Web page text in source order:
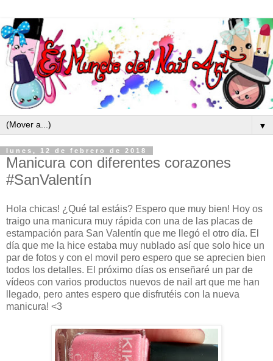
▼
lunes, 12 de febrero de 2018
Manicura con diferentes corazones
#SanValentín
Hola chicas! ¿Qué tal estáis? Espero que muy bien! Hoy os
traigo una manicura muy rápida con una de las placas de
estampación para San Valentín que me llegó el otro día. El
día que me la hice estaba muy nublado así que solo hice un
par de fotos y con el movil pero espero que se aprecien bien
todos los detalles. El próximo días os enseñaré un par de
vídeos con varios productos nuevos de nail art que me han
llegado, pero antes espero que disfrutéis con la nueva
manicura! <3